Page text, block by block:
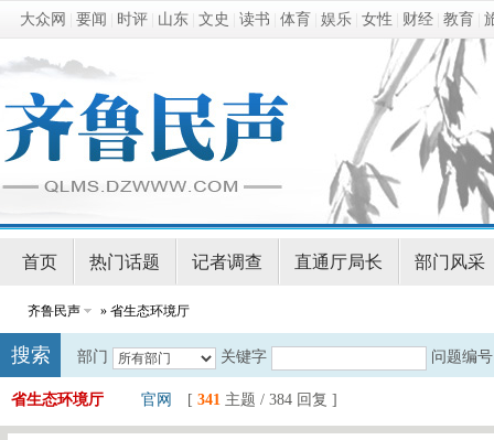
大众网 要闻 时评 山东 文史 读书 体育 娱乐 女性 财经 教育
首页 热门话题 记者调查 直通厅局长 部门风采
齐鲁民声 » 省生态环境厅
搜索 部门 关键字 问题编号
省生态环境厅 官网 [ 341 主题 / 384 回复 ]